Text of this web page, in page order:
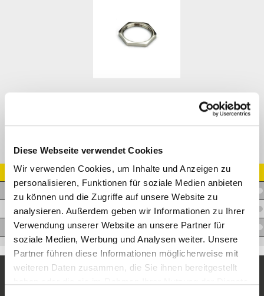
Diese Webseite verwendet Cookies
Wir verwenden Cookies, um Inhalte und Anzeigen zu
personalisieren, Funktionen für soziale Medien anbieten
zu können und die Zugriffe auf unsere Website zu
analysieren. Außerdem geben wir Informationen zu Ihrer
Verwendung unserer Website an unsere Partner für
soziale Medien, Werbung und Analysen weiter. Unsere
Partner führen diese Informationen möglicherweise mit
weiteren Daten zusammen, die Sie ihnen bereitgestellt
Artikel Nr.
K.KMPG11
K.KMPG16